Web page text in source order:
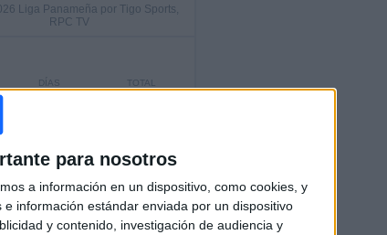
para nosotros
a información en un dispositivo, como cookies, y
información estándar enviada por un dispositivo
y contenido, investigación de audiencia y
Liga Panameña por Tigo Sports,
RPC TV
TOTAL
DÍAS